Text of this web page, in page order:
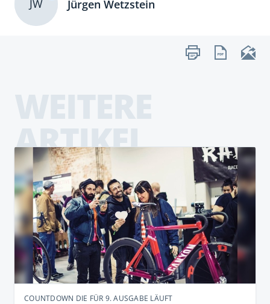
JW Jürgen Wetzstein
ARTIKEL
COUNTDOWN DIE FÜR 9. AUSGABE LÄUFT